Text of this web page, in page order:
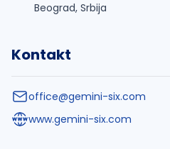
Beograd, Srbija
Kontakt
office@gemini-six.com
www.gemini-six.com